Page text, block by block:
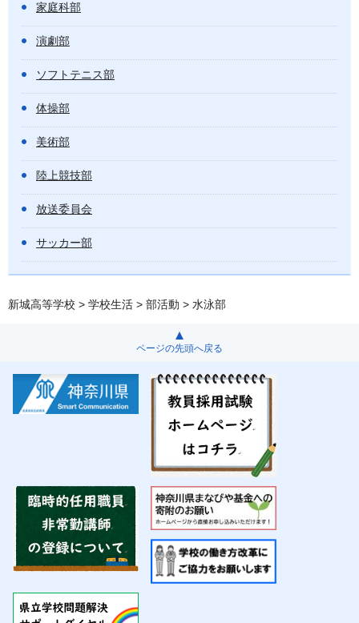
家庭科部
演劇部
ソフトテニス部
体操部
美術部
陸上競技部
放送委員会
サッカー部
新城高等学校 > 学校生活 > 部活動 > 水泳部
ページの先頭へ戻る